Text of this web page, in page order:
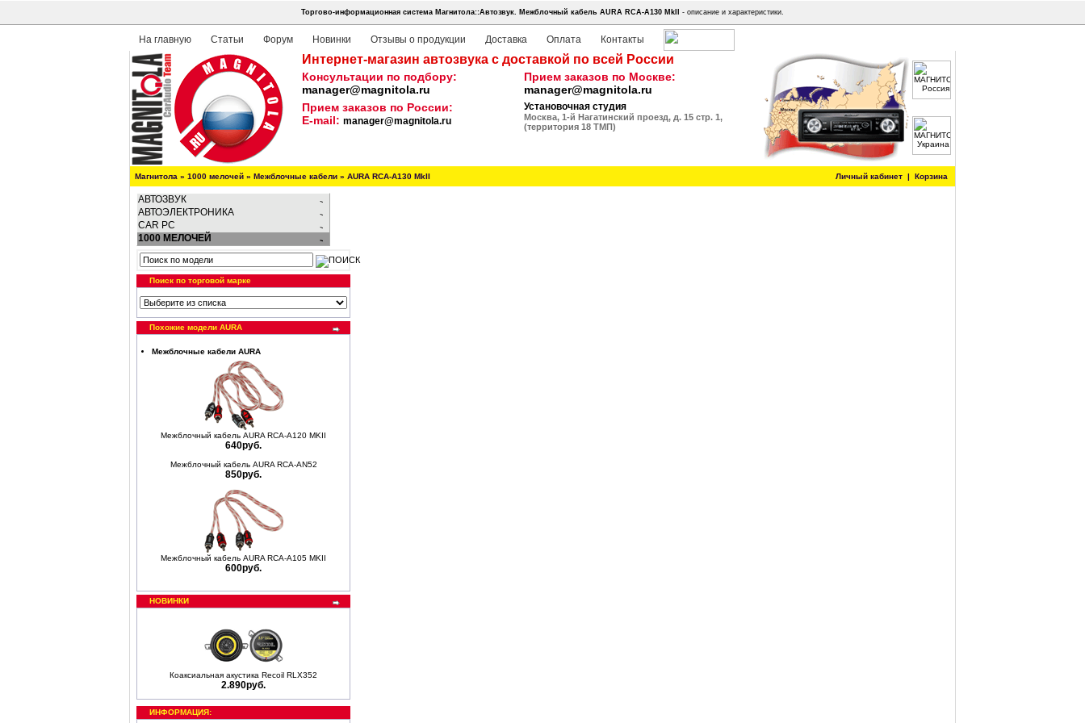
Торгово-информационная система Магнитола::Автозвук. Межблочный кабель AURA RCA-A130 MkII - описание и характеристики.
На главную Статьи Форум Новинки Отзывы о продукции Доставка Оплата Контакты
Интернет-магазин автозвука с доставкой по всей России
Консультации по подбору:
manager@magnitola.ru
Прием заказов по Москве:
manager@magnitola.ru
Прием заказов по России:
E-mail: manager@magnitola.ru
Установочная студия
Москва, 1-й Нагатинский проезд, д. 15 стр. 1,
(территория 18 ТМП)
Магнитола » 1000 мелочей » Межблочные кабели » AURA RCA-A130 MkII Личный кабинет | Корзина
АВТОЗВУК
АВТОЭЛЕКТРОНИКА
CAR PC
1000 МЕЛОЧЕЙ
Поиск по торговой марке
Похожие модели AURA
Межблочные кабели AURA
Межблочный кабель AURA RCA-A120 MKII
640руб.
Межблочный кабель AURA RCA-AN52
850руб.
Межблочный кабель AURA RCA-A105 MKII
600руб.
НОВИНКИ
Коаксиальная акустика Recoil RLX352
2.890руб.
ИНФОРМАЦИЯ: